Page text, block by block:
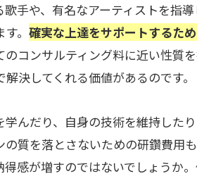
手や、有名なアーティストを指
。 確実な上達をサポートするた
コンサルティング料に近い性質
決してくれる価値があるのです。
んだり、自身の技術を維持した
質を落とさないための研鑽費用
感が増すのではないでしょうか